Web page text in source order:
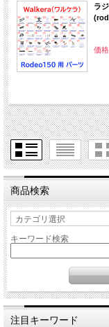
ラ
価
商品検索
キーワード検索
注目キーワード